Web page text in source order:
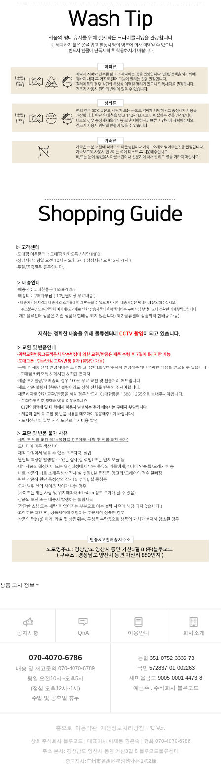
상품 고시 정보
공지사항 QnA 이용안내 회사소개
070-4070-6786
배송 및 재고문의 070-4070-6789
평일 오전10시~오후5시
(점심 오후12시~1시)
주말 및 공휴일 휴무
농협 351-0752-3336-73
국민 572837-01-002263
새마을금고 9005-0001-4473-8
예금주 : 주식회사 블루모드
홈으로 이용약관 개인정보처리방침 PC Ver.
상호 주식회사 블루모드 | 대표이사 이재동 권은숙 | 전화 070-4070-6786
주소 본사: 경상남도 양산시 동면 가산3길 8 블루모드물류센터
중국지사:广州市番禺区星河湾小区1栋2梯